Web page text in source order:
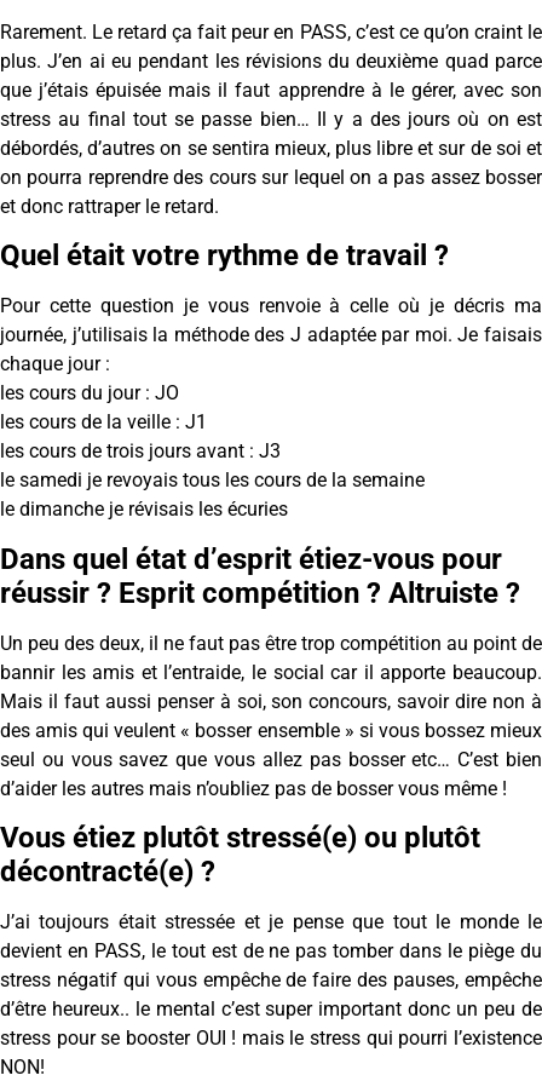
Rarement. Le retard ça fait peur en PASS, c’est ce qu’on craint le
plus. J’en ai eu pendant les révisions du deuxième quad parce
que j’étais épuisée mais il faut apprendre à le gérer, avec son
stress au final tout se passe bien… Il y a des jours où on est
débordés, d’autres on se sentira mieux, plus libre et sur de soi et
on pourra reprendre des cours sur lequel on a pas assez bosser
et donc rattraper le retard.
Quel était votre rythme de travail ?
Pour cette question je vous renvoie à celle où je décris ma
journée, j’utilisais la méthode des J adaptée par moi. Je faisais
chaque jour :
les cours du jour : JO
les cours de la veille : J1
les cours de trois jours avant : J3
le samedi je revoyais tous les cours de la semaine
le dimanche je révisais les écuries
Dans quel état d’esprit étiez-vous pour
réussir ? Esprit compétition ? Altruiste ?
Un peu des deux, il ne faut pas être trop compétition au point de
bannir les amis et l’entraide, le social car il apporte beaucoup.
Mais il faut aussi penser à soi, son concours, savoir dire non à
des amis qui veulent « bosser ensemble » si vous bossez mieux
seul ou vous savez que vous allez pas bosser etc… C’est bien
d’aider les autres mais n’oubliez pas de bosser vous même !
Vous étiez plutôt stressé(e) ou plutôt
décontracté(e) ?
J’ai toujours était stressée et je pense que tout le monde le
devient en PASS, le tout est de ne pas tomber dans le piège du
stress négatif qui vous empêche de faire des pauses, empêche
d’être heureux.. le mental c’est super important donc un peu de
stress pour se booster OUI ! mais le stress qui pourri l’existence
NON!